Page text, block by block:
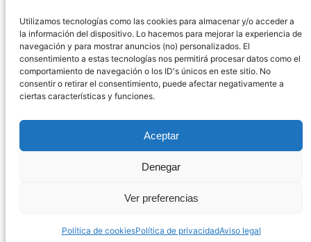
Utilizamos tecnologías como las cookies para almacenar y/o acceder a
la información del dispositivo. Lo hacemos para mejorar la experiencia de
navegación y para mostrar anuncios (no) personalizados. El
consentimiento a estas tecnologías nos permitirá procesar datos como el
comportamiento de navegación o los ID's únicos en este sitio. No
consentir o retirar el consentimiento, puede afectar negativamente a
ciertas características y funciones.
Aceptar
Denegar
Ver preferencias
Política de cookiesPolítica de privacidadAviso legal
Descargo de Responsabilidad
Declaración de Privacidad Política de cookies
WordPress
Página administrada por Javier Ripoll
PHP Code SnippetsPowered By :XYZScripts.com